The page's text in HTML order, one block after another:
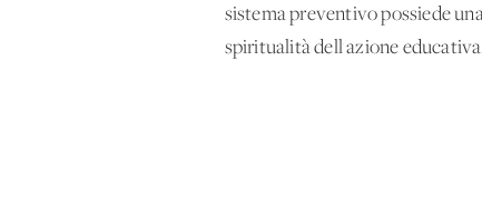
sistema preventivo possiede
spiritualità dell'azione